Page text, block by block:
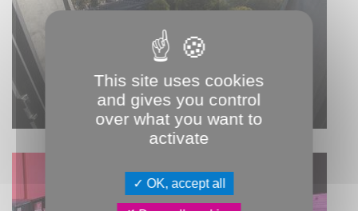
ACCUEILLIR VOS SALARIÉS
À AMIENS
This site uses cookies
and gives you control
over what you want to
activate
OK, accept all